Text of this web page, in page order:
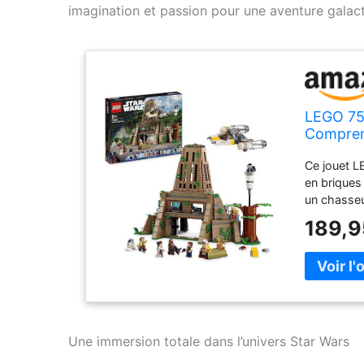
imagination et passion pour une aventure
LEGO
Y-Wing
Ce jouet
en
un
un arbre
bien plus
un
comprend
de
Une immersion totale dans l’univers Star Wars